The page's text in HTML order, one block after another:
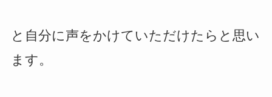
と自分に声をかけていただけたらと思い
ます。